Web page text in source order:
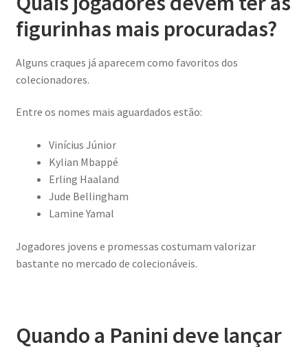
figurinhas mais procuradas?
Alguns craques já aparecem como favoritos dos
colecionadores.
Entre os nomes mais aguardados estão:
Vinícius Júnior
Kylian Mbappé
Erling Haaland
Jude Bellingham
Lamine Yamal
Jogadores jovens e promessas costumam valorizar
bastante no mercado de colecionáveis.
Quando a Panini deve lançar